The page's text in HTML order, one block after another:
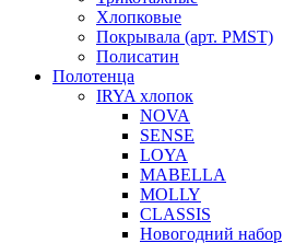
Хлопковые
Покрывала (арт. PMST)
Полисатин
Полотенца
IRYA хлопок
NOVA
SENSE
LOYA
MABELLA
MOLLY
CLASSIS
Новогодний набор